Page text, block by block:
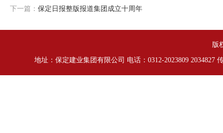
下一篇： 保定日报整版报道集团成立十周年
版
地址：保定建业集团有限公司 电话：0312-2023809 2034827